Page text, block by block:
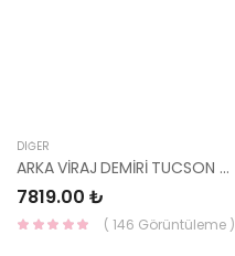
DIĞER
ARKA VİRAJ DEMİRİ TUCSON 2016- 55510-D3120-HMC
7819.00 ₺
( 146 Görüntüleme )